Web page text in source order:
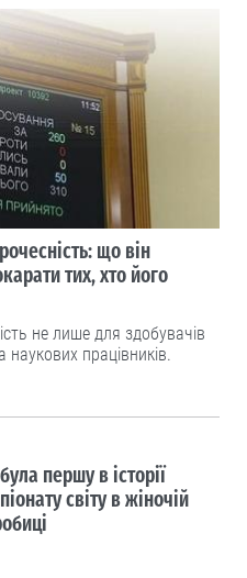
що він
тих, хто його
не лише для здобувачів
наукових працівників.
першу в історії
світу в жіночій